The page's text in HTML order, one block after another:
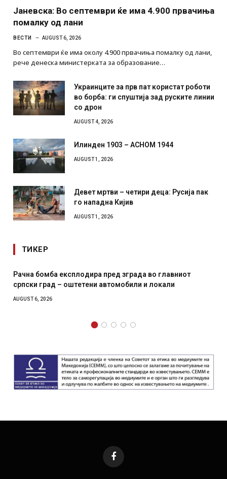
Јаневска: Во септември ќе има 4.900 првачиња
помалку од лани
ВЕСТИ AUGUST 6, 2026
Во септември ќе има околу 4.900 првачиња помалку од лани,
рече денеска министерката за образование…
Украинците за прв пат користат роботи
во борба: ги спуштија зад руските линии
со дрон
AUGUST 4, 2026
Илинден 1903 – АСНОМ 1944
AUGUST 1, 2026
Девет мртви – четири деца: Русија пак
го нападна Кијив
AUGUST 1, 2026
ТИКЕР
Рачна бомба експлодира пред зграда во главниот
српски град – оштетени автомобили и локали
AUGUST 6, 2026
Facebook